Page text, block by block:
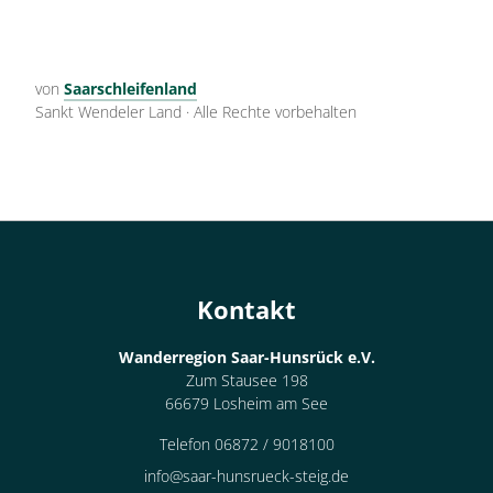
von Saarschleifenland
Sankt Wendeler Land · Alle Rechte vorbehalten
Kontakt
Wanderregion Saar-Hunsrück e.V.
Zum Stausee 198
66679 Losheim am See
Telefon 06872 / 9018100
info@saar-hunsrueck-steig.de